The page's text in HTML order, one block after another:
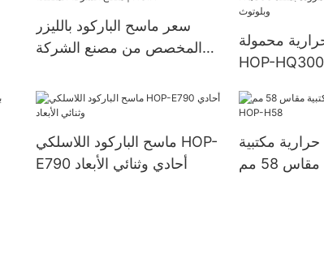
سعر ماسح الباركود بالليزر
المخصص من مصنع الشركة
محمولة
HOP-HQ300 مقاس 3 بوصات
ماسح الباركود اللاسلكي HOP-
E790 أحادي وثنائي الأبعاد
مكتبية